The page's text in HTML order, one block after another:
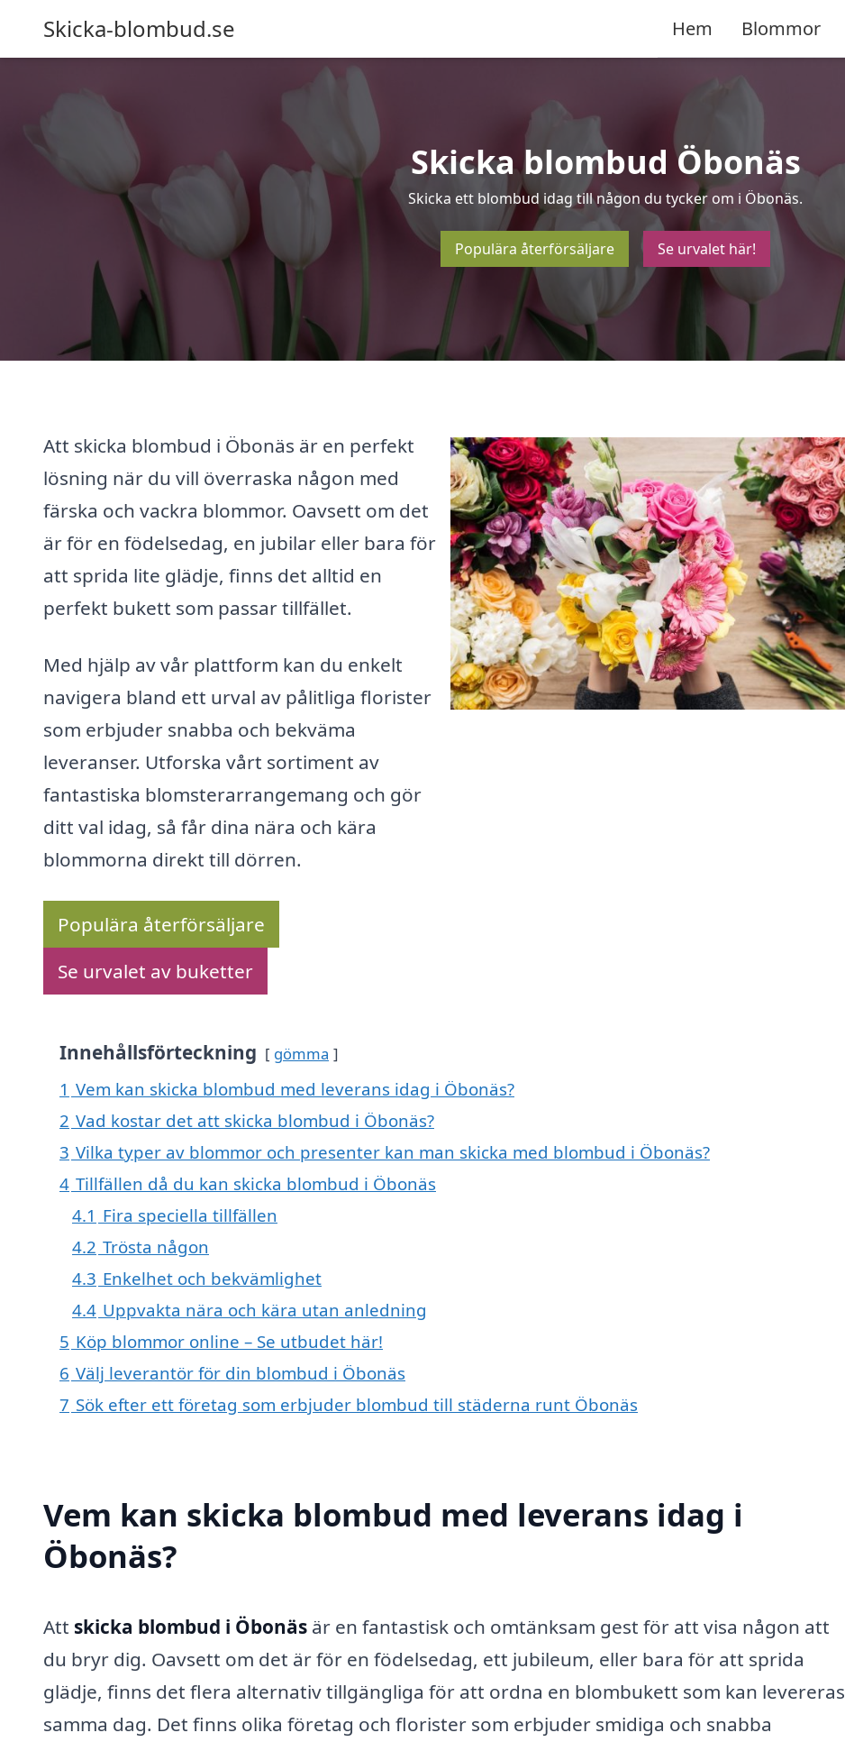
Skicka-blombud.se Hem Blommor
Skicka blombud Öbonäs
Skicka ett blombud idag till någon du tycker om i Öbonäs.
Populära återförsäljare Se urvalet här!
Att skicka blombud i Öbonäs är en perfekt
lösning när du vill överraska någon med
färska och vackra blommor. Oavsett om det
är för en födelsedag, en jubilar eller bara för
att sprida lite glädje, finns det alltid en
perfekt bukett som passar tillfället.
Med hjälp av vår plattform kan du enkelt
navigera bland ett urval av pålitliga florister
som erbjuder snabba och bekväma
leveranser. Utforska vårt sortiment av
fantastiska blomsterarrangemang och gör
ditt val idag, så får dina nära och kära
blommorna direkt till dörren.
Populära återförsäljare
Se urvalet av buketter
Innehållsförteckning gömma
1 Vem kan skicka blombud med leverans idag i Öbonäs?
2 Vad kostar det att skicka blombud i Öbonäs?
3 Vilka typer av blommor och presenter kan man skicka med blombud i Öbonäs?
4 Tillfällen då du kan skicka blombud i Öbonäs
4.1 Fira speciella tillfällen
4.2 Trösta någon
4.3 Enkelhet och bekvämlighet
4.4 Uppvakta nära och kära utan anledning
5 Köp blommor online – Se utbudet här!
6 Välj leverantör för din blombud i Öbonäs
7 Sök efter ett företag som erbjuder blombud till städerna runt Öbonäs
Vem kan skicka blombud med leverans idag i
Öbonäs?
Att skicka blombud i Öbonäs är en fantastisk och omtänksam gest för att visa någon att
du bryr dig. Oavsett om det är för en födelsedag, ett jubileum, eller bara för att sprida
glädje, finns det flera alternativ tillgängliga för att ordna en blombukett som kan levereras
samma dag. Det finns olika företag och florister som erbjuder smidiga och snabba